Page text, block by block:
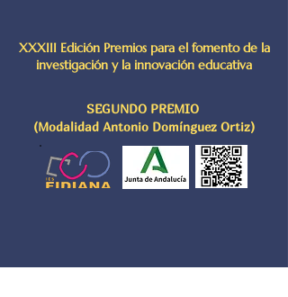
XXXIII Edición Premios para el fomento de la
investigación y la innovación educativa
SEGUNDO PREMIO
(Modalidad Antonio Domínguez Ortiz)